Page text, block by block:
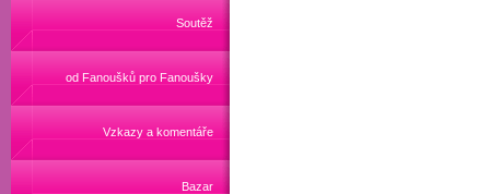
Soutěž
od Fanoušků pro Fanoušky
Vzkazy a komentáře
Bazar